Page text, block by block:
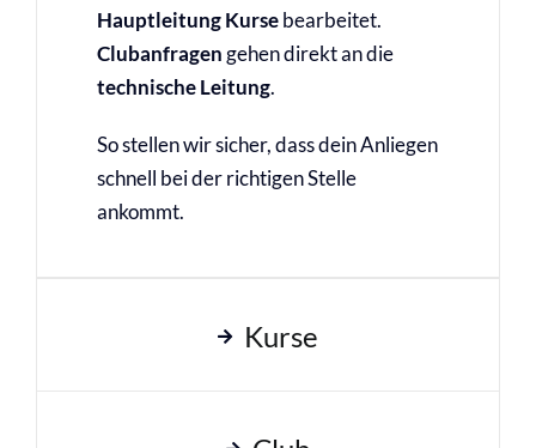
Hauptleitung Kursebearbeitet.
Clubanfragen gehen direkt an die
technische Leitung.
So stellen wir sicher, dass dein Anliegen
schnell bei der richtigen Stelle
ankommt.
Kurse